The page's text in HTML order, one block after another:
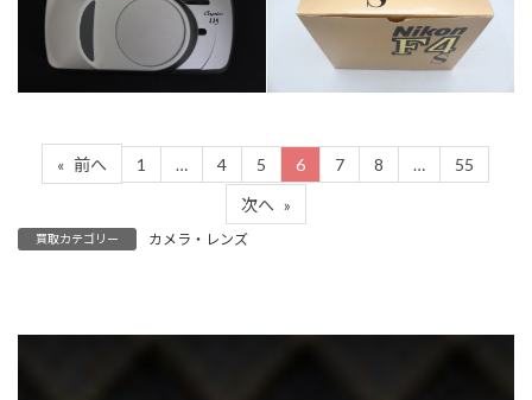
カテゴリー カメラ・レンズ
カメラ・レンズ
« 前へ 1 … 4 5 6 7 8 … 55
次へ »
買取カテゴリー カメラ・レンズ